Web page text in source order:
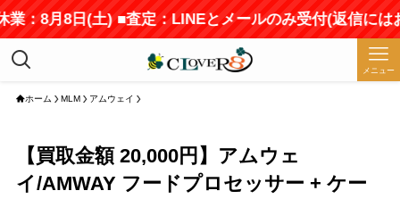
：8月8日(土) ■査定：LINEとメールのみ受付(返信には
メニュー
ホーム MLM アムウェイ
【買取金額 20,000円】アムウェ
イ/AMWAY フードプロセッサー + ケー